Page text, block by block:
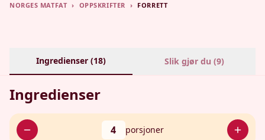
NORGES MATFAT › OPPSKRIFTER › FORRETT
Ingredienser (18) Slik gjør du (9)
Ingredienser
4 porsjoner